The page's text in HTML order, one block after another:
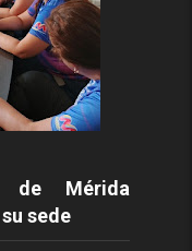
de Mérida
sede